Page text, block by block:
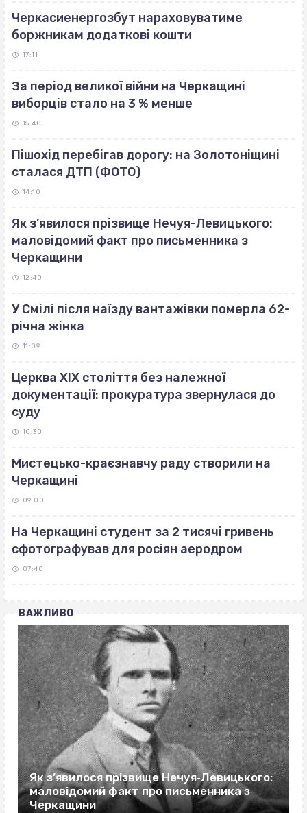
Черкасиенергозбут нараховуватиме
боржникам додаткові кошти
17:11
За період великої війни на Черкащині
виборців стало на 3 % менше
15:40
Пішохід перебігав дорогу: на Золотоніщині
сталася ДТП (ФОТО)
14:10
Як з’явилося прізвище Нечуя-Левицького:
маловідомий факт про письменника з
Черкащини
12:40
У Смілі після наїзду вантажівки померла 62-
річна жінка
11:09
Церква ХІХ століття без належної
документації: прокуратура звернулася до
суду
10:30
Мистецько-краєзнавчу раду створили на
Черкащині
09:00
На Черкащині студент за 2 тисячі гривень
сфотографував для росіян аеродром
07:40
ВАЖЛИВО
Як з’явилося прізвище Нечуя‐Левицького:
маловідомий факт про письменника з
Черкащини